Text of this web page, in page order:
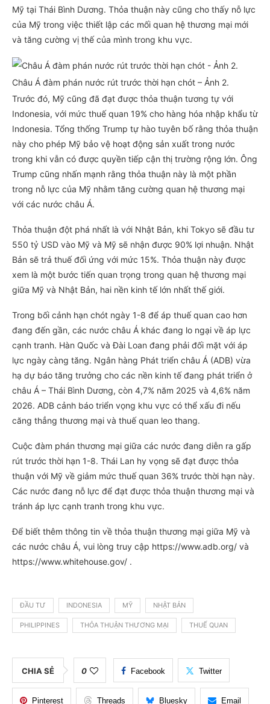
Mỹ tại Thái Bình Dương. Thỏa thuận này cũng cho thấy nỗ lực
của Mỹ trong việc thiết lập các mối quan hệ thương mại mới
và tăng cường vị thế của mình trong khu vực.
Châu Á đàm phán nước rút trước thời hạn chót – Ảnh 2.
Trước đó, Mỹ cũng đã đạt được thỏa thuận tương tự với
Indonesia, với mức thuế quan 19% cho hàng hóa nhập khẩu từ
Indonesia. Tổng thống Trump tự hào tuyên bố rằng thỏa thuận
này cho phép Mỹ bảo vệ hoạt động sản xuất trong nước
trong khi vẫn có được quyền tiếp cận thị trường rộng lớn. Ông
Trump cũng nhấn mạnh rằng thỏa thuận này là một phần
trong nỗ lực của Mỹ nhằm tăng cường quan hệ thương mại
với các nước châu Á.
Thỏa thuận đột phá nhất là với Nhật Bản, khi Tokyo sẽ đầu tư
550 tỷ USD vào Mỹ và Mỹ sẽ nhận được 90% lợi nhuận. Nhật
Bản sẽ trả thuế đối ứng với mức 15%. Thỏa thuận này được
xem là một bước tiến quan trọng trong quan hệ thương mại
giữa Mỹ và Nhật Bản, hai nền kinh tế lớn nhất thế giới.
Trong bối cảnh hạn chót ngày 1-8 để áp thuế quan cao hơn
đang đến gần, các nước châu Á khác đang lo ngại về áp lực
cạnh tranh. Hàn Quốc và Đài Loan đang phải đối mặt với áp
lực ngày càng tăng. Ngân hàng Phát triển châu Á (ADB) vừa
hạ dự báo tăng trưởng cho các nền kinh tế đang phát triển ở
châu Á – Thái Bình Dương, còn 4,7% năm 2025 và 4,6% năm
2026. ADB cảnh báo triển vọng khu vực có thể xấu đi nếu
căng thẳng thương mại và thuế quan leo thang.
Cuộc đàm phán thương mại giữa các nước đang diễn ra gấp
rút trước thời hạn 1-8. Thái Lan hy vọng sẽ đạt được thỏa
thuận với Mỹ về giảm mức thuế quan 36% trước thời hạn này.
Các nước đang nỗ lực để đạt được thỏa thuận thương mại và
tránh áp lực cạnh tranh trong khu vực.
Để biết thêm thông tin về thỏa thuận thương mại giữa Mỹ và
các nước châu Á, vui lòng truy cập https://www.adb.org/ và
https://www.whitehouse.gov/ .
ĐẦU TƯ INDONESIA MỸ NHẬT BẢN
PHILIPPINES THỎA THUẬN THƯƠNG MẠI THUẾ QUAN
CHIA SẺ 0 Facebook Twitter
Pinterest Threads Bluesky Email